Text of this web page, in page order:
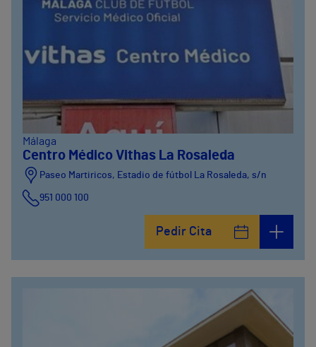
Málaga
Centro Médico Vithas La Rosaleda
Paseo Martiricos, Estadio de fútbol La Rosaleda, s/n
951 000 100
Pedir Cita